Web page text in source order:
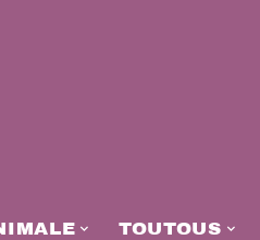
TOUTOUS